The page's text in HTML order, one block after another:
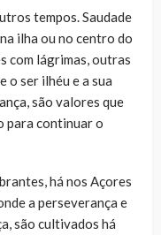
tempos. Saudade
ilha ou no centro do
com lágrimas, outras
o ser ilhéu e a sua
são valores que
para continuar o
há nos Açores
a perseverança e
são cultivados há